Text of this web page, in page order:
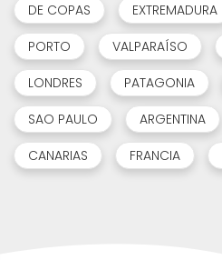
DE COPAS
EXTREMADURA
PORTO
VALPARAÍSO
LONDRES
PATAGONIA
SAO PAULO
ARGENTINA
CANARIAS
FRANCIA